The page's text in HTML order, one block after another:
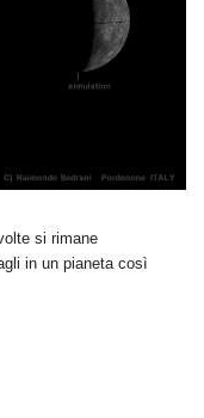
si rimane
in un pianeta così